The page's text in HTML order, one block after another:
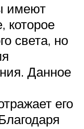
имеют
которое
света, но
Данное
его